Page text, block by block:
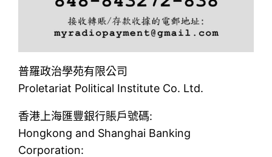
普羅政治學苑有限公司
Proletariat Political Institute Co. Ltd.
香港上海匯豐銀行賬戶號碼:
Hongkong and Shanghai Banking
Corporation: